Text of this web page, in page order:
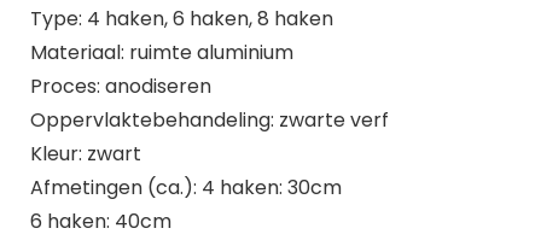
Type: 4 haken, 6 haken, 8 haken
Materiaal: ruimte aluminium
Proces: anodiseren
Oppervlaktebehandeling: zwarte verf
Kleur: zwart
Afmetingen (ca.): 4 haken: 30cm
6 haken: 40cm